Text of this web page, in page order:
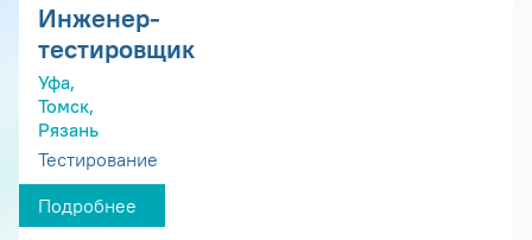
Инженер-
тестировщик
Уфа,
Томск,
Рязань
Тестирование
Подробнее